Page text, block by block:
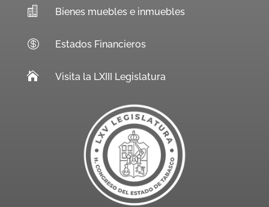
 Bienes muebles e inmuebles
 Estados Financieros
 Visita la LXIII Legislatura